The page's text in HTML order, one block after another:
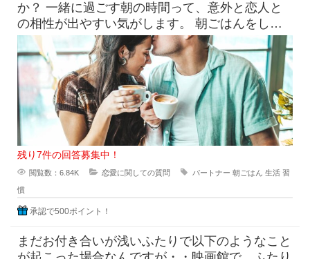
か？ 一緒に過ごす朝の時間って、意外と恋人と
の相性が出やすい気がします。 朝ごはんをしっ
かり食べたい派と、ギリギ
残り7件の回答募集中！
閲覧数：6.84K 恋愛に関しての質問 パートナー 朝ごはん 生活 習
慣
承認で500ポイント！
まだお付き合いが浅いふたりで以下のようなこと